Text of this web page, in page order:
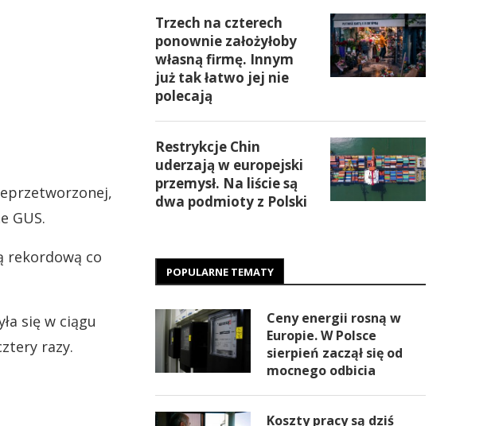
GUS.
rekordową co
się w ciągu
razy.
Trzech na czterech
ponownie założyłoby
własną firmę. Innym
już tak łatwo jej nie
polecają
Restrykcje Chin
uderzają w europejski
przemysł. Na liście są
dwa podmioty z Polski
POPULARNE TEMATY
Ceny energii rosną w
Europie. W Polsce
sierpień zaczął się od
mocnego odbicia
Koszty pracy są dziś